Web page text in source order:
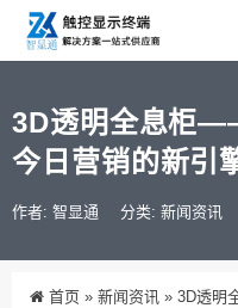
3D透明全息柜
今日营销的新引
作者: 智显通 分类: 新闻资讯
首页 » 新闻资讯 » 3D透明全